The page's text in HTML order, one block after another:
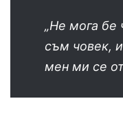
„Не мога бе
съм човек,
мен ми се